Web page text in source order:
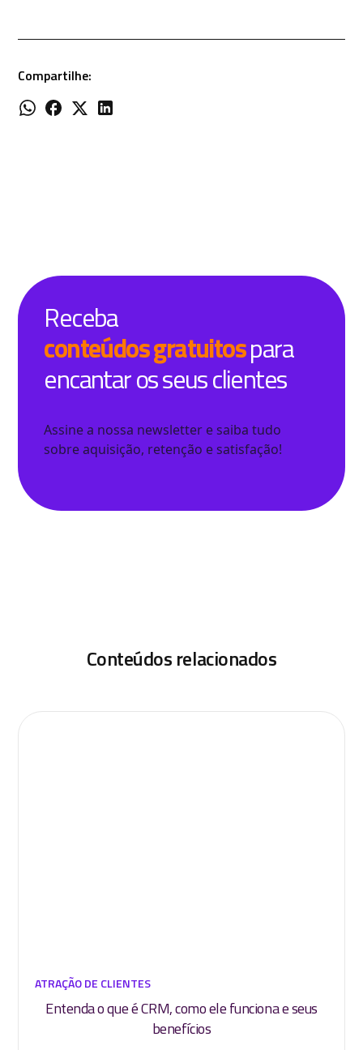
Compartilhe:
Receba
conteúdos gratuitospara
encantar os seus clientes
Assine a nossa newsletter e saiba tudo
sobre aquisição, retenção e satisfação!
Conteúdos relacionados
ATRAÇÃO DE CLIENTES
Entenda o que é CRM, como ele funciona e seus
benefícios